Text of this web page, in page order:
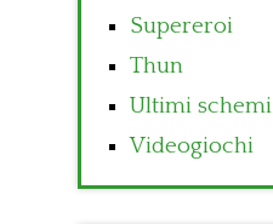
Supereroi
Thun
Ultimi schemi
Videogiochi